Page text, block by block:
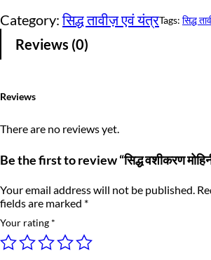
g
i
p
r
c
e
w
r
r
i
c
र
हि
वी
q
u
n
y
Category:सिद्ध तावीज़ एवं यंत्रTags: सिद्ध
Reviews (0)
Reviews
There are no reviews yet.
Be the first to review “सिद्ध वशीकरण
Your email address will not be published.
fields are marked *
Your rating *